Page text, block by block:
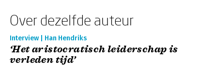
Over dezelfde auteur
Interview | Han Hendriks
‘Het aristocratisch leiderschap is
verleden tijd’